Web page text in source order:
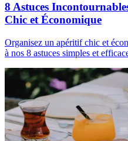
8 Astuces
Chic et Économique
Organisez un apéritif chic et
à nos 8 astuces simples et